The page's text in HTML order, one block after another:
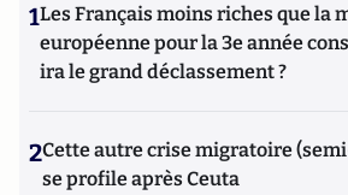
1Les Français moins riches que la
européenne pour la 3e année
ira le grand déclassement ?
2Cette autre crise migratoire
se profile après Ceuta